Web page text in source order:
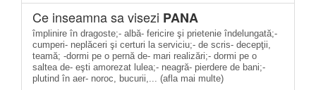
Ce inseamna sa visezi PANA
împlinire în dragoste;- albă- fericire şi prietenie îndelungată;-
cumperi- neplăceri şi certuri la serviciu;- de scris- decepţii,
teamă; -dormi pe o pernă de- mari realizări;- dormi pe o
saltea de- eşti amorezat lulea;- neagră- pierdere de bani;-
plutind în aer- noroc, bucurii,... (afla mai multe)